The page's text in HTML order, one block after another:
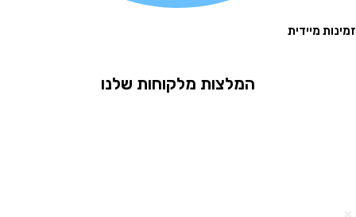
מיידית
המלצות מלקוחות שלנו